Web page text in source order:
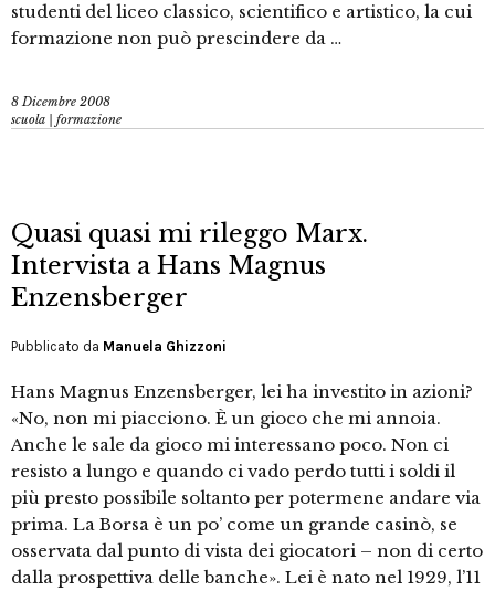
studenti del liceo classico, scientifico e artistico, la cui
formazione non può prescindere da …
8 Dicembre 2008
scuola | formazione
Quasi quasi mi rileggo Marx.
Intervista a Hans Magnus
Enzensberger
Pubblicato da Manuela Ghizzoni
Hans Magnus Enzensberger, lei ha investito in azioni?
«No, non mi piacciono. È un gioco che mi annoia.
Anche le sale da gioco mi interessano poco. Non ci
resisto a lungo e quando ci vado perdo tutti i soldi il
più presto possibile soltanto per potermene andare via
prima. La Borsa è un po’ come un grande casinò, se
osservata dal punto di vista dei giocatori – non di certo
dalla prospettiva delle banche». Lei è nato nel 1929, l’11